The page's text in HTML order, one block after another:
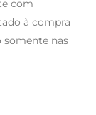
com
à compra
somente nas